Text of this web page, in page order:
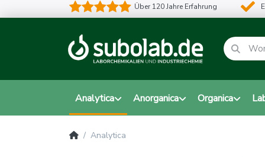
Über 120 Jahre Erfahrung
Analytica Anorganica Organica
Analytica